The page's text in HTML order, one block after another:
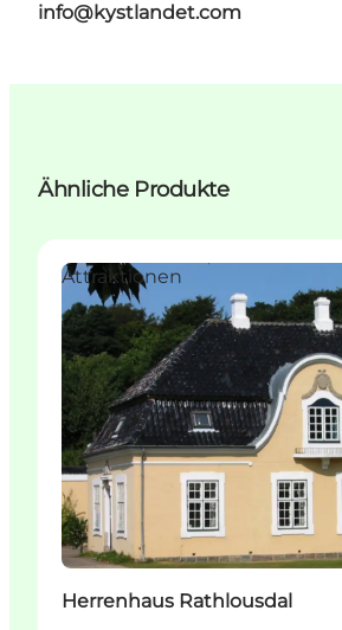
info@kystlandet.com
Ähnliche Produkte
Attraktionen
Herrenhaus Rathlousdal